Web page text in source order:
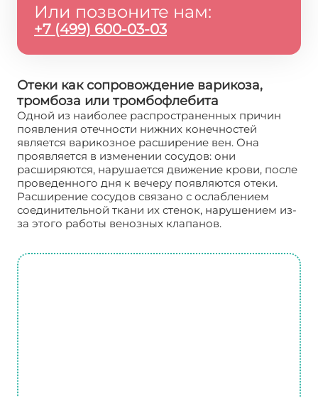
Или позвоните нам:
+7 (499) 600-03-03
Отеки как сопровождение варикоза,
тромбоза или тромбофлебита
Одной из наиболее распространенных причин
появления отечности нижних конечностей
является варикозное расширение вен. Она
проявляется в изменении сосудов: они
расширяются, нарушается движение крови, после
проведенного дня к вечеру появляются отеки.
Расширение сосудов связано с ослаблением
соединительной ткани их стенок, нарушением из-
за этого работы венозных клапанов.